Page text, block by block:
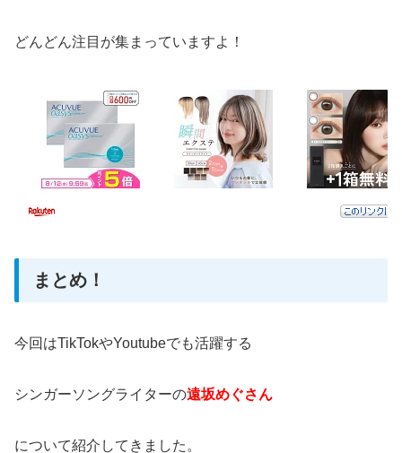
どんどん注目が集まっていますよ！
まとめ！
今回はTikTokやYoutubeでも活躍する
シンガーソングライターの遠坂めぐさん
について紹介してきました。